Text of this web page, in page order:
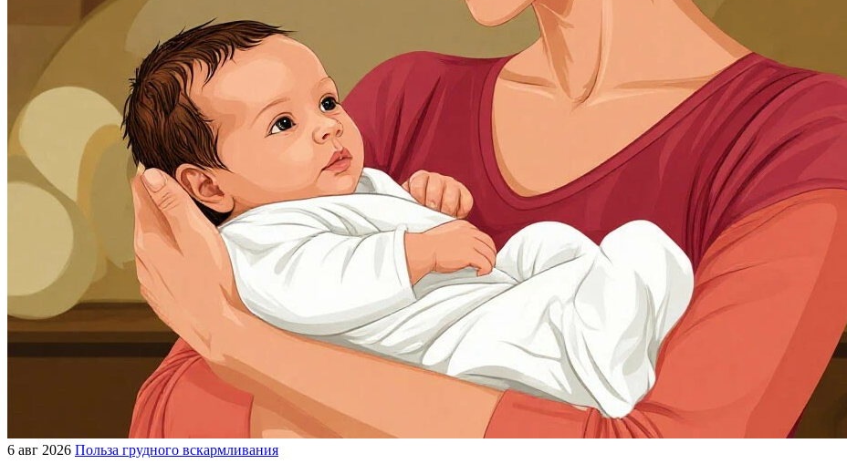
6 авг 2026 Польза грудного вскармливания